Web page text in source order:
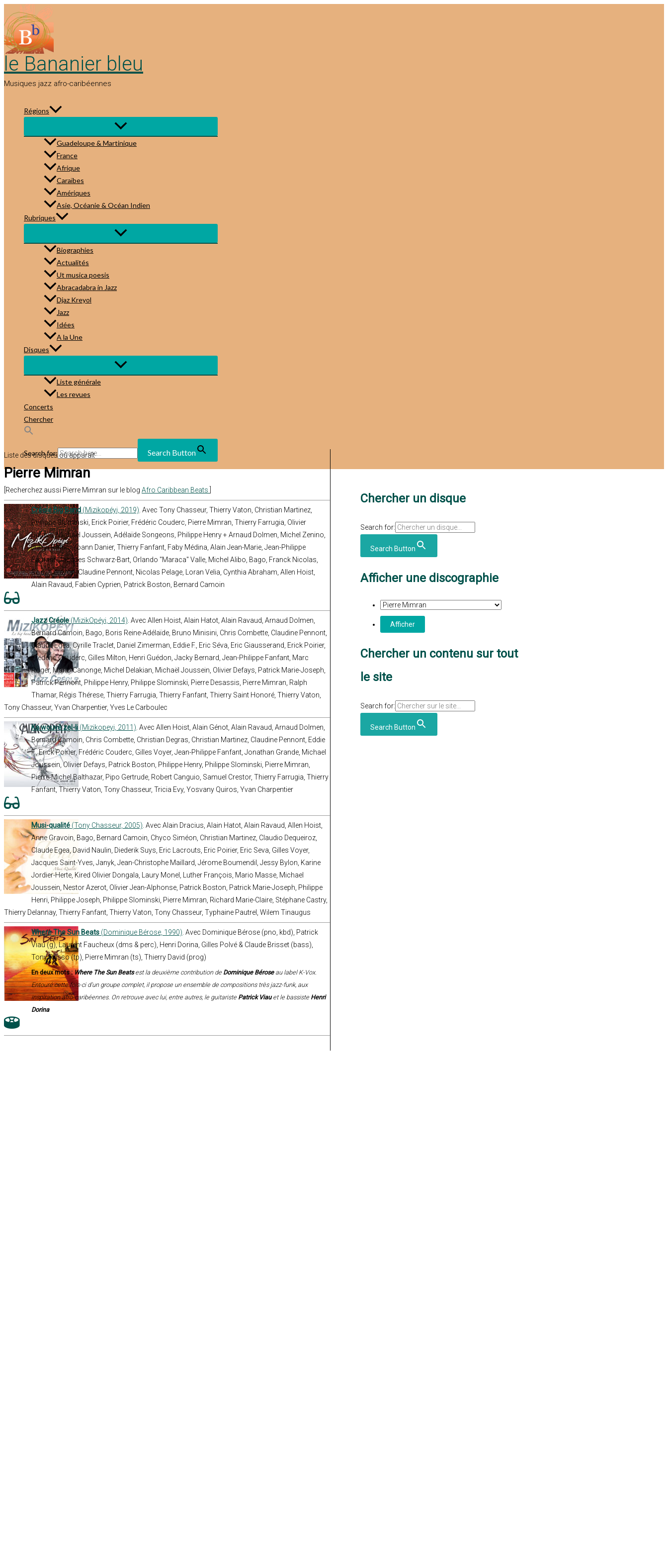
au
contenu
le Bananier bleu
Musiques jazz afro-caribéennes
Régions
Guadeloupe & Martinique
France
Afrique
Caraïbes
Amériques
Asie, Océanie & Océan Indien
Rubriques
Biographies
Actualités
Ut musica poesis
Abracadabra in Jazz
Djaz Kreyol
Jazz
Idées
A la Une
Disques
Liste générale
Les revues
Concerts
Chercher
Search for: Search Button
Liste des disques où apparaît
Pierre Mimran
[Recherchez aussi Pierre Mimran sur le blog Afro Caribbean Beats
Créole Big Band (Mizikopéyi, 2019) . Avec Tony Chasseur, Thierry Vaton, Christian Martinez,
Philippe Slominski, Erick Poirier, Frédéric Couderc, Pierre Mimran, Thierry Farrugia, Olivier
Defays, Michael Joussein, Adélaïde Songeons, Philippe Henry + Arnaud Dolmen, Michel Zenino,
Julien Raffin, Yoann Danier, Thierry Fanfant, Faby Médina, Alain Jean-Marie, Jean-Philippe
Fanfant, Jacques Schwarz-Bart, Orlando "Maraca" Valle, Michel Alibo, Bago, Franck Nicolas,
Rody Céréyon, Claudine Pennont, Nicolas Pelage, Loran Velia, Cynthia Abraham, Allen Hoist,
Alain Ravaud, Fabien Cyprien, Patrick Boston, Bernard Camoin
Jazz Créole(MizikOpéyi, 2014) . Avec Allen Hoist, Alain Hatot, Alain Ravaud, Arnaud Dolmen,
Bernard Camoin, Bago, Boris Reine-Adélaïde, Bruno Minisini, Chris Combette, Claudine Pennont,
Claude Egéa, Cyrille Traclet, Daniel Zimerman, Eddie F., Eric Séva, Eric Giausserand, Erick Poirier,
Frédéric Couderc, Gilles Milton, Henri Guédon, Jacky Bernard, Jean-Philippe Fanfant, Marc
Roger, Mario Canonge, Michel Delakian, Michaël Joussein, Olivier Defays, Patrick Marie-Joseph,
Patrick Pennont, Philippe Henry, Philippe Slominski, Pierre Desassis, Pierre Mimran, Ralph
Thamar, Régis Thérese, Thierry Farrugia, Thierry Fanfant, Thierry Saint Honoré, Thierry Vaton,
Tony Chasseur, Yvan Charpentier, Yves Le Carboulec
Ka wouvè zel-li (Mizikopeyi, 2011) . Avec Allen Hoist, Alain Génot, Alain Ravaud, Arnaud Dolmen,
Bernard Camoin, Chris Combette, Christian Degras, Christian Martinez, Claudine Pennont, Eddie
F., Erick Poirier, Frédéric Couderc, Gilles Voyer, Jean-Philippe Fanfant, Jonathan Grande, Michael
Joussein, Olivier Defays, Patrick Boston, Philippe Henry, Philippe Slominski, Pierre Mimran,
Pierre-Michel Balthazar, Pipo Gertrude, Robert Canguio, Samuel Crestor, Thierry Farrugia, Thierry
Fanfant, Thierry Vaton, Tony Chasseur, Tricia Evy, Yosvany Quiros, Yvan Charpentier
Musi-qualité (Tony Chasseur, 2005) . Avec Alain Dracius, Alain Hatot, Alain Ravaud, Allen Hoist,
Anne Gravoin, Bago, Bernard Camoin, Chyco Siméon, Christian Martinez, Claudio Dequeiroz,
Claude Egea, David Naulin, Diederik Suys, Eric Lacrouts, Eric Poirier, Eric Seva, Gilles Voyer,
Jacques Saint-Yves, Janyk, Jean-Christophe Maillard, Jérome Boumendil, Jessy Bylon, Karine
Jordier-Herte, Kired Olivier Dongala, Laury Monel, Luther François, Mario Masse, Michael
Joussein, Nestor Azerot, Olivier Jean-Alphonse, Patrick Boston, Patrick Marie-Joseph, Philippe
Henri, Philippe Joseph, Philippe Slominski, Pierre Mimran, Richard Marie-Claire, Stéphane Castry,
Thierry Delannay, Thierry Fanfant, Thierry Vaton, Tony Chasseur, Typhaine Pautrel, Wilem Tinaugus
Where The Sun Beats (Dominique Bérose, 1990) . Avec Dominique Bérose (pno, kbd), Patrick
Viau (g), Laurent Faucheux (dms & perc), Henri Dorina, Gilles Polvé & Claude Brisset (bass),
Tony Russo (tp), Pierre Mimran (ts), Thierry David (prog)
En deux mots : Where The Sun Beatsest la deuxième contribution de Dominique Béroseau label K-Vox.
Entouré cette fois-ci d’un groupe complet, il propose un ensemble de compositions très jazz-funk, aux
inspiration afro-caribéennes. On retrouve avec lui, entre autres, le guitariste Patrick Viauet le bassiste Henri
Dorina
Chercher un disque
Search for:
Search Button
Afficher une discographie
Chercher un contenu sur tout
le site
Search for:
Search Button